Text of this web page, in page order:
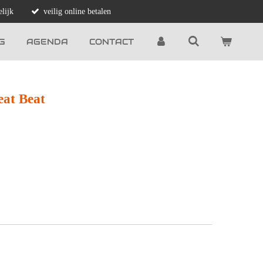
veilig online betalen
AGENDA CONTACT
Beat